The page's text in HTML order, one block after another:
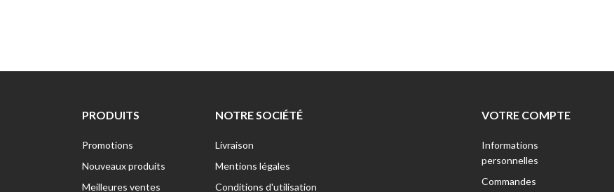
PRODUITS
Promotions
Nouveaux produits
Meilleures ventes
NOTRE SOCIÉTÉ
Livraison
Mentions légales
Conditions d'utilisation
VOTRE COMPTE
Informations
personnelles
Commandes